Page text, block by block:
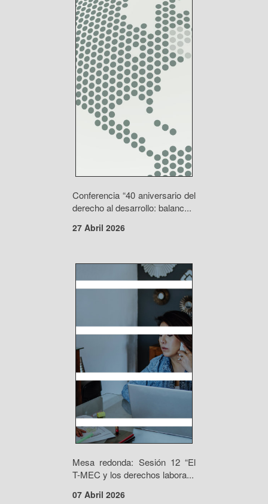
Conferencia “40 aniversario del
derecho al desarrollo: balanc...
27 Abril 2026
Mesa redonda: Sesión 12 “El
T-MEC y los derechos labora...
07 Abril 2026